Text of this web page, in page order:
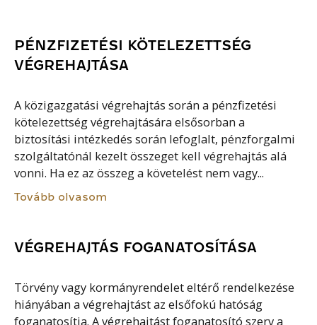
PÉNZFIZETÉSI KÖTELEZETTSÉG
VÉGREHAJTÁSA
A közigazgatási végrehajtás során a pénzfizetési
kötelezettség végrehajtására elsősorban a
biztosítási intézkedés során lefoglalt, pénzforgalmi
szolgáltatónál kezelt összeget kell végrehajtás alá
vonni. Ha ez az összeg a követelést nem vagy...
Tovább olvasom
VÉGREHAJTÁS FOGANATOSÍTÁSA
Törvény vagy kormányrendelet eltérő rendelkezése
hiányában a végrehajtást az elsőfokú hatóság
foganatosítja. A végrehajtást foganatosító szerv a